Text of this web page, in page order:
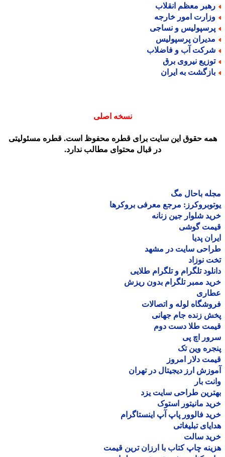
معظم انقلاب
امور خارجه
و نساجی
پرسپولیس
آب و فاضلاب
نیروی برق
به ایران
نسخه اصلی
حقوق این سایت برای قطره محفوظ است. قطره مسئولیتی
در قبال محتوای مطالب ندارد.
باحال مگ
مرجع معرفی بروکرها
شلوار جین زنانه
گوشی
پدیا
سایت در مشهد
نوزاد
تلگرام و تلگرام طلایی
ممبر تلگرام بدون ریزش
لوله و اتصالات
زنده جام جهانی
طلا دست دوم
اچ پی
وین تک
دلار امروز
ارز دیجیتال در تهران
بار
طراحی سایت یزد
مانیتور استوک
فالوور پاپ آپ اینستاگرام
تبلیغاتی
سالت
چاپ کتاب با ارزان ترین قیمت